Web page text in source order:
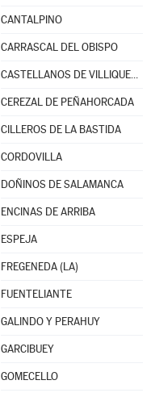
CANTALPINO
CARRASCAL DEL OBISPO
CASTELLANOS DE VILLIQUERA
CEREZAL DE PEÑAHORCADA
CILLEROS DE LA BASTIDA
CORDOVILLA
DOÑINOS DE SALAMANCA
ENCINAS DE ARRIBA
ESPEJA
FREGENEDA (LA)
FUENTELIANTE
GALINDO Y PERAHUY
GARCIBUEY
GOMECELLO